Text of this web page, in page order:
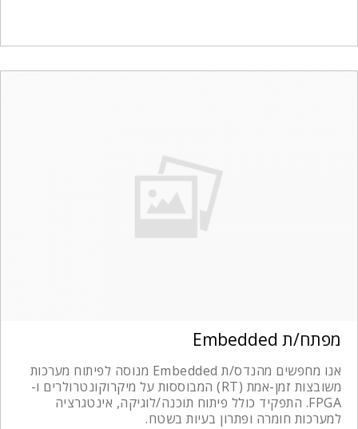
מפתח/ת Embedded
אנו מחפשים מהנדס/ת Embedded מנוסה לפיתוח מערכות
משובצות זמן-אמת (RT) המבוססות על מיקרוקונטרולרים ו-
FPGA. התפקיד כולל פיתוח תוכנה/לוגיקה, אינטגרציה
למערכות חומרה ופתרון בעיות בשטח.